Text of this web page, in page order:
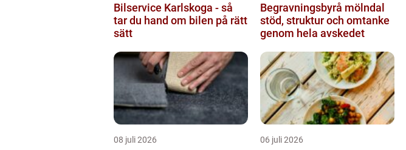
Bilservice Karlskoga - så
tar du hand om bilen på rätt
sätt
Begravningsbyrå mölndal
stöd, struktur och omtanke
genom hela avskedet
08 juli 2026 06 juli 2026